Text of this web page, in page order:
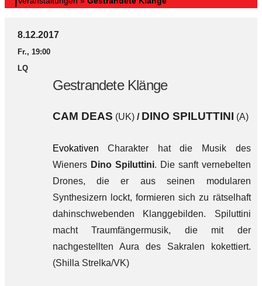
8.12.2017
Fr., 19:00
LQ
Gestrandete Klänge
CAM DEAS (UK) / DINO SPILUTTINI (A)
Evokativen Charakter hat die Musik des
Wieners Dino Spiluttini. Die sanft vernebelten
Drones, die er aus seinen modularen
Synthesizern lockt, formieren sich zu rätselhaft
dahinschwebenden Klanggebilden. Spiluttini
macht Traumfängermusik, die mit der
nachgestellten Aura des Sakralen kokettiert.
(Shilla Strelka/VK)